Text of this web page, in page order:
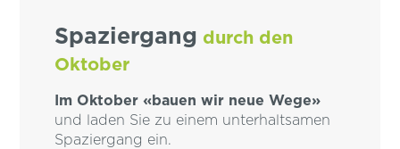
Spaziergang durch den
Oktober
Im Oktober «bauen wir neue Wege»
und laden Sie zu einem unterhaltsamen
Spaziergang ein.